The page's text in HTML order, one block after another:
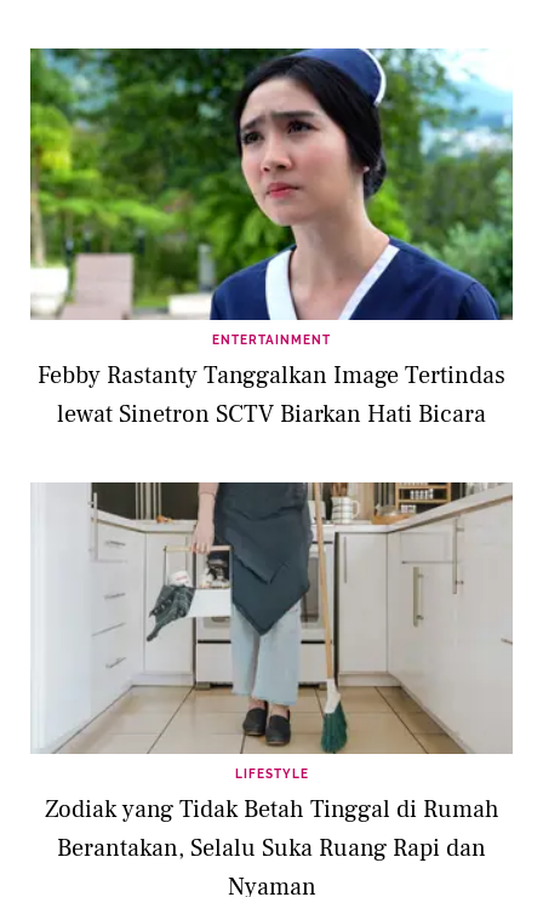
ENTERTAINMENT
Febby Rastanty Tanggalkan Image Tertindas
lewat Sinetron SCTV Biarkan Hati Bicara
LIFESTYLE
Zodiak yang Tidak Betah Tinggal di Rumah
Berantakan, Selalu Suka Ruang Rapi dan
Nyaman